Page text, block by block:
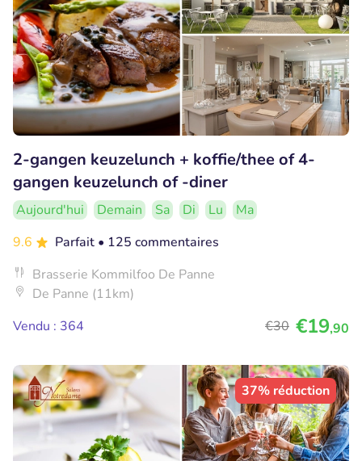
2-gangen keuzelunch + koffie/thee of 4-
gangen keuzelunch of -diner
Aujourd'hui Demain Sa Di Lu
Ma
9.6
Parfait • 125 commentaires
Brasserie Kommilfoo De Panne
De Panne (11km)
Vendu : 364
€30 €19,90
37% réduction